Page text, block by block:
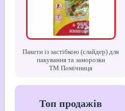
Пакети із застібкою (слайдер) для
пакування та заморозки
ТМ Помічниця
Топ продажів